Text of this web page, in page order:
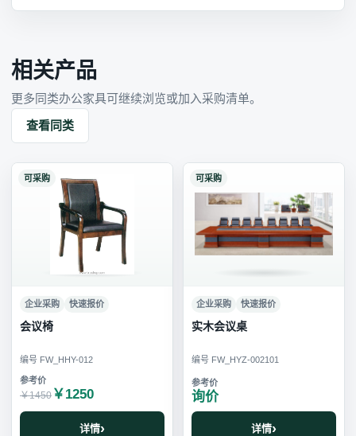
相关产品
更多同类办公家具可继续浏览或加入采购清单。
查看同类
可采购
企业采购 快速报价
会议椅
编号 FW_HHY-012
￥1450 ￥1250
详情
可采购
企业采购 快速报价
实木会议桌
编号 FW_HYZ-002101
询价
详情